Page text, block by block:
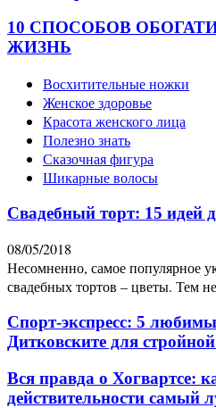
10 СПОСОБОВ
ЖИЗНЬ
Восхитительные ножки
Женское здоровье
Красота женского лица
Полезно знать
Сказочная фигура
Шикарные волосы
Свадебный торт: 15 идей
08/05/2018
Несомненно, самое популярное
свадебных тортов – цветы. Тем
Спорт-экспресс: 5
Дитковските для
Вся правда о Хогвартсе:
действительности самый